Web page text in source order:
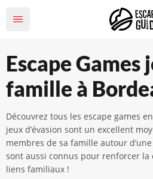
Escape Games
famille à
Découvrez tous les escape games
jeux d’évasion sont un excellent
membres de sa famille autour
sont aussi connus pour renforcer la
liens familiaux !